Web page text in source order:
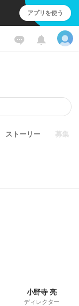
アプリを使う
ストーリー 募集
小野寺 亮
ディレクター